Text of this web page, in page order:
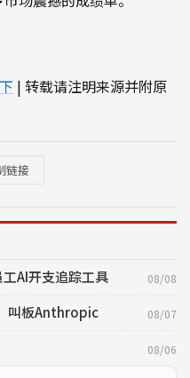
| 转载请注明来源并附原
链接
AI开支追踪工具 08/08
叫板Anthropic 08/07
08/06